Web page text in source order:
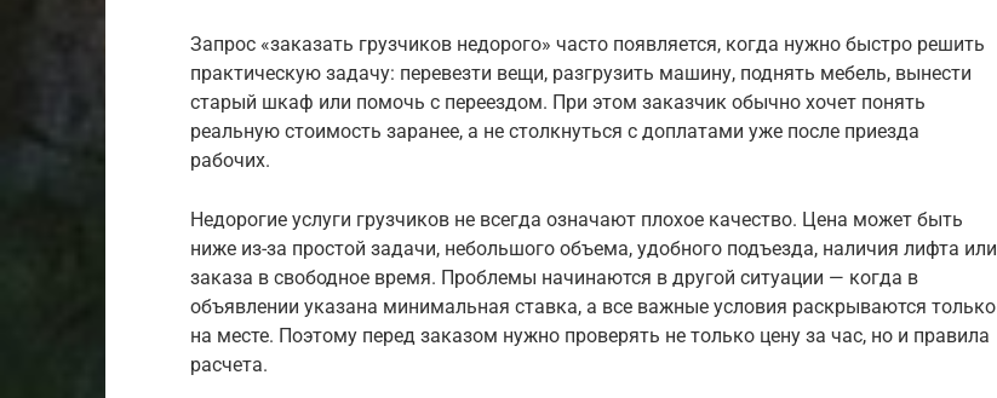
Запрос «заказать грузчиков недорого» часто появляется, когда нужно быстро решить
практическую задачу: перевезти вещи, разгрузить машину, поднять мебель, вынести
старый шкаф или помочь с переездом. При этом заказчик обычно хочет понять
реальную стоимость заранее, а не столкнуться с доплатами уже после приезда
рабочих.
Недорогие услуги грузчиков не всегда означают плохое качество. Цена может быть
ниже из-за простой задачи, небольшого объема, удобного подъезда, наличия лифта или
заказа в свободное время. Проблемы начинаются в другой ситуации — когда в
объявлении указана минимальная ставка, а все важные условия раскрываются только
на месте. Поэтому перед заказом нужно проверять не только цену за час, но и правила
расчета.